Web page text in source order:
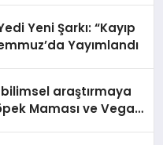
Yeni Şarkı: “Kayıp
Yayımlandı
araştırmaya
Maması ve Vegan